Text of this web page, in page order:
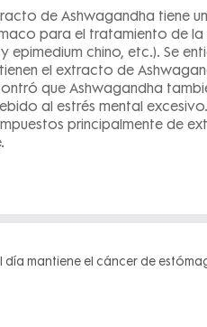
de Ashwagandha tiene
para el tratamiento de
epimedium chino, etc.). Se
el extracto de
que Ashwagandha
al estrés mental
principalmente de
mantiene el cáncer de